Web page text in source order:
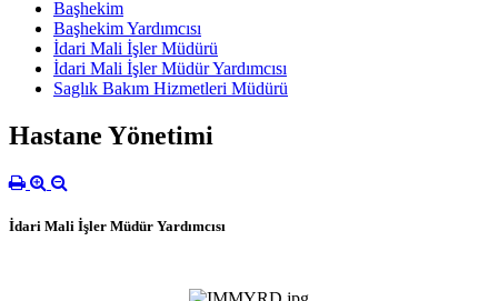
Başhekim
Başhekim Yardımcısı
İdari Mali İşler Müdürü
İdari Mali İşler Müdür Yardımcısı
Saglık Bakım Hizmetleri Müdürü
Hastane Yönetimi
İdari Mali İşler Müdür Yardımcısı